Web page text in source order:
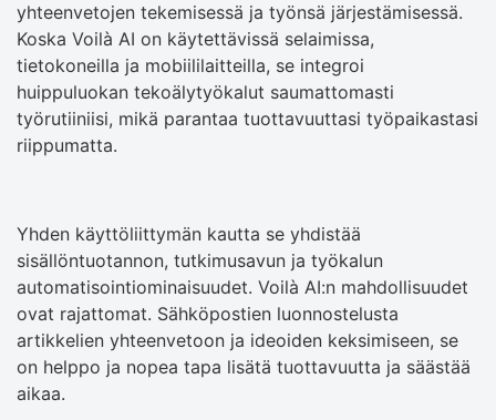
yhteenvetojen tekemisessä ja työnsä järjestämisessä.
Koska Voilà AI on käytettävissä selaimissa,
tietokoneilla ja mobiililaitteilla, se integroi
huippuluokan tekoälytyökalut saumattomasti
työrutiiniisi, mikä parantaa tuottavuuttasi työpaikastasi
riippumatta.
Yhden käyttöliittymän kautta se yhdistää
sisällöntuotannon, tutkimusavun ja työkalun
automatisointiominaisuudet. Voilà AI:n mahdollisuudet
ovat rajattomat. Sähköpostien luonnostelusta
artikkelien yhteenvetoon ja ideoiden keksimiseen, se
on helppo ja nopea tapa lisätä tuottavuutta ja säästää
aikaa.